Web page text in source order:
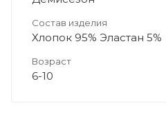
Состав изделия
Хлопок 95% Эластан 5%
Возраст
6-10